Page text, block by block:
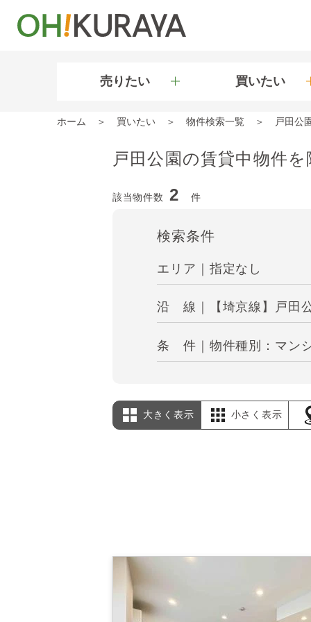
売りたい 買いたい
ホーム 買いたい 物件検索一覧 戸田公
戸田公園の賃貸中物件
該当物件数 2 件
検索条件
エリア｜指定なし
沿 線｜【埼京線】戸田
条 件｜物件種別：マン
大きく表示 小さく表示